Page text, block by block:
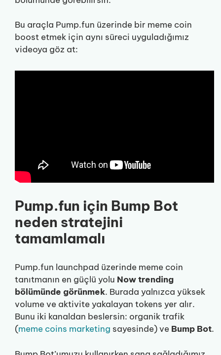
Bu araçla Pump.fun üzerinde bir meme coin
boost etmek için aynı süreci uyguladığımız
videoya göz at:
Pump.fun için Bump Bot
neden stratejini
tamamlamalı
Pump.fun launchpad üzerinde meme coin
tanıtmanın en güçlü yolu Now trending
bölümünde görünmek. Burada yalnızca yüksek
volume ve aktivite yakalayan tokens yer alır.
Bunu iki kanaldan beslersin: organik trafik
(meme coins marketing sayesinde) ve Bump Bot.